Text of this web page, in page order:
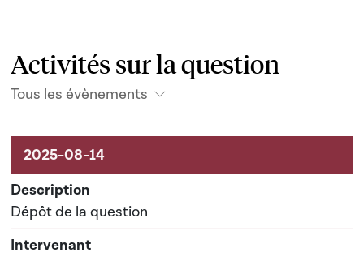
Activités sur la question
Tous les évènements
Activités sur le dossier
Dépôt de la question